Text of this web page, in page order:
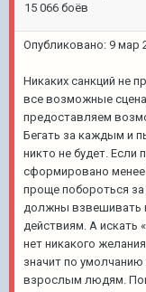
15 066 боёв
Опубликовано: 9 мар
Никаких санкций не
все возможные
предоставляем
Бегать за каждым и
никто не будет. Если
сформировано менее
проще побороться
должны взвешивать
действиям. А искать
нет никакого
значит по
взрослым людям.